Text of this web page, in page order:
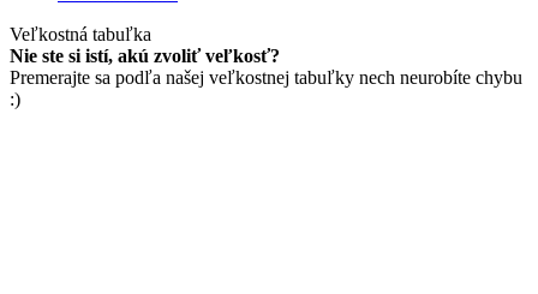
Veľkostná tabuľka
Nie ste si istí, akú zvoliť veľkosť?
Premerajte sa podľa našej veľkostnej tabuľky nech neurobíte chybu
:)